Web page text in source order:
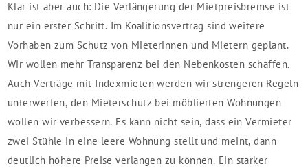
Klar ist aber auch: Die Verlängerung der Mietpreisbremse ist
nur ein erster Schritt. Im Koalitionsvertrag sind weitere
Vorhaben zum Schutz von Mieterinnen und Mietern geplant.
Wir wollen mehr Transparenz bei den Nebenkosten schaffen.
Auch Verträge mit Indexmieten werden wir strengeren Regeln
unterwerfen, den Mieterschutz bei möblierten Wohnungen
wollen wir verbessern. Es kann nicht sein, dass ein Vermieter
zwei Stühle in eine leere Wohnung stellt und meint, dann
deutlich höhere Preise verlangen zu können. Ein starker